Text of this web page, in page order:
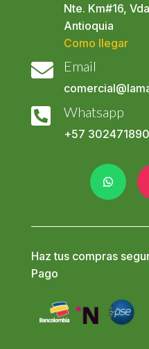
Nte. Km#16,
Antioquia
Como llegar
 Email
 Whatsapp
+57
Haz tus compras
Pago